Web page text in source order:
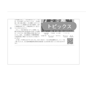
トピックス